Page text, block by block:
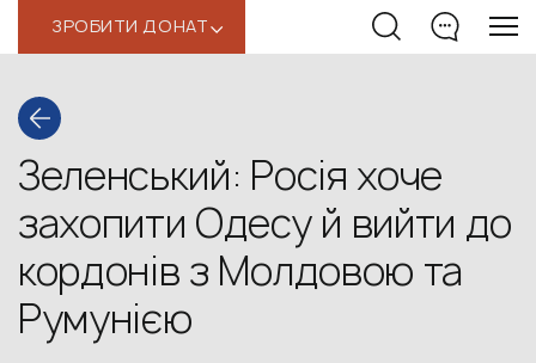
ЗРОБИТИ ДОНАТ‹
Зеленський: Росія хоче
захопити Одесу й вийти до
кордонів з Молдовою та
Румунією